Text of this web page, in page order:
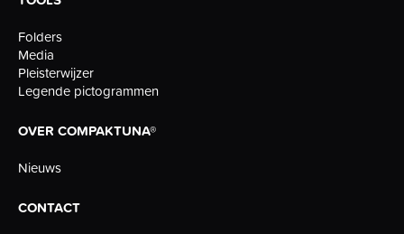
Folders
Media
Pleisterwijzer
Legende pictogrammen
OVER COMPAKTUNA®
Nieuws
CONTACT